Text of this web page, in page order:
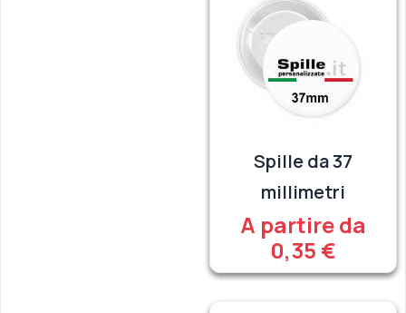
Spille da 37
millimetri
A partire da
0,35 €